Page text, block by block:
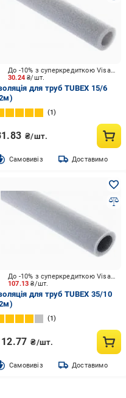
30.24₴/шт.
До -10% з суперкредиткою Visa Вигода
для труб TUBEX 15/6
1
₴/шт.
Cамовивіз Доставимо
107.13₴/шт.
До -10% з суперкредиткою Visa Вигода
для труб TUBEX 35/10
1
₴/шт.
Cамовивіз Доставимо